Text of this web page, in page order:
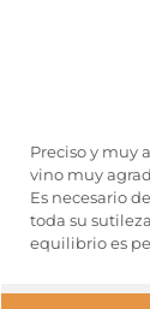
Preciso y muy
vino muy
Es necesario
toda su
equilibrio es